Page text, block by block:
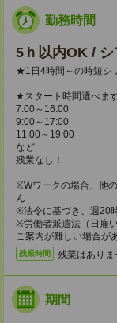
勤務時間
5ｈ以内OK /
★1日4時間～の時短シ
★スタート時間選べま
7:00～16:00
9:00～17:00
11:00～19:00
など
残業なし！
※Wワークの場合、他
ん
※法令に基づき、週20
※労働者派遣法（日雇
ご案内が難しい場合が
残業時間 残業はありま
期間